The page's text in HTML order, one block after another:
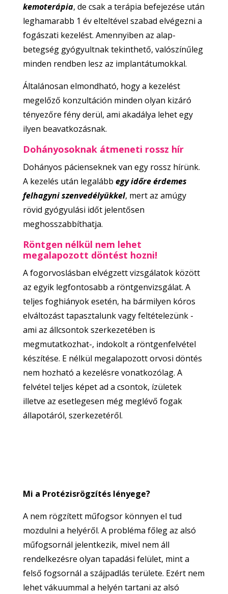
kemoterápia, de csak a terápia befejezése után
leghamarabb 1 év elteltével szabad elvégezni a
fogászati kezelést. Amennyiben az alap-
betegség gyógyultnak tekinthető, valószínűleg
minden rendben lesz az implantátumokkal.
Általánosan elmondható, hogy a kezelést
megelőző konzultáción minden olyan kizáró
tényezőre fény derül, ami akadálya lehet egy
ilyen beavatkozásnak.
Dohányosoknak átmeneti rossz hír
Dohányos pácienseknek van egy rossz hírünk.
A kezelés után legalább egy időre érdemes
felhagyni szenvedélyükkel, mert az amúgy
rövid gyógyulási időt jelentősen
meghosszabbíthatja.
Röntgen nélkül nem lehet
megalapozott döntést hozni!
A fogorvoslásban elvégzett vizsgálatok között
az egyik legfontosabb a röntgenvizsgálat. A
teljes foghiányok esetén, ha bármilyen kóros
elváltozást tapasztalunk vagy feltételezünk -
ami az állcsontok szerkezetében is
megmutatkozhat-, indokolt a röntgenfelvétel
készítése. E nélkül megalapozott orvosi döntés
nem hozható a kezelésre vonatkozólag. A
felvétel teljes képet ad a csontok, ízületek
illetve az esetlegesen még meglévő fogak
állapotáról, szerkezetéről.
Mi a Protézisrögzítés lényege?
A nem rögzített műfogsor könnyen el tud
mozdulni a helyéről. A probléma főleg az alsó
műfogsornál jelentkezik, mivel nem áll
rendelkezésre olyan tapadási felület, mint a
felső fogsornál a szájpadlás területe. Ezért nem
lehet vákuummal a helyén tartani az alsó